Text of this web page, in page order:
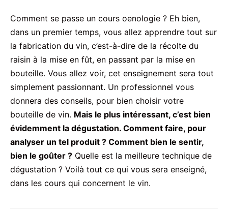
Comment se passe un cours oenologie ? Eh bien,
dans un premier temps, vous allez apprendre tout sur
la fabrication du vin, c’est-à-dire de la récolte du
raisin à la mise en fût, en passant par la mise en
bouteille. Vous allez voir, cet enseignement sera tout
simplement passionnant. Un professionnel vous
donnera des conseils, pour bien choisir votre
bouteille de vin. Mais le plus intéressant, c’est bien
évidemment la dégustation. Comment faire, pour
analyser un tel produit ? Comment bien le sentir,
bien le goûter ? Quelle est la meilleure technique de
dégustation ? Voilà tout ce qui vous sera enseigné,
dans les cours qui concernent le vin.